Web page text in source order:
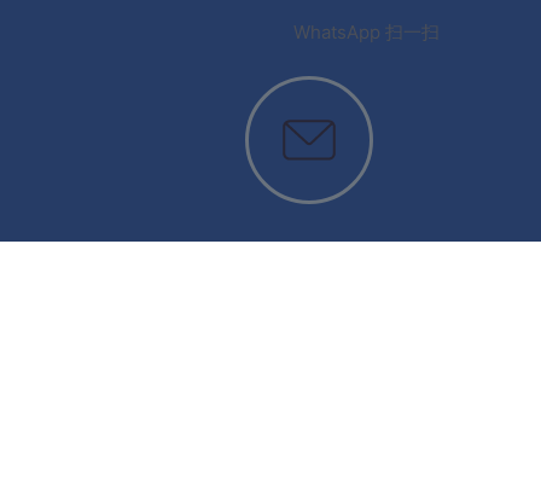
WhatsApp 扫一扫